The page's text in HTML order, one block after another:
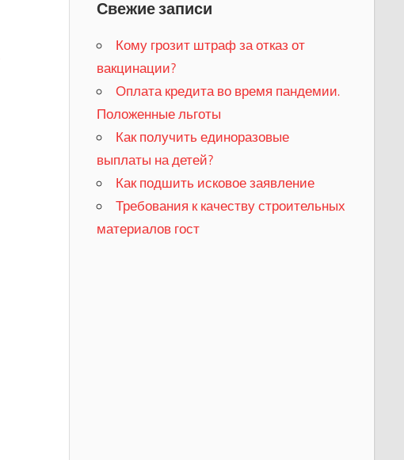
Свежие записи
Кому грозит штраф за отказ от
вакцинации?
​Оплата кредита во время пандемии.
Положенные льготы
​Как получить единоразовые
выплаты на детей?
Как подшить исковое заявление
Требования к качеству строительных
материалов гост